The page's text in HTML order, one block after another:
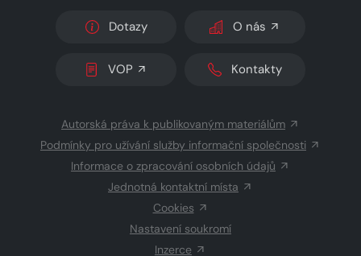
Dotazy O nás
VOP Kontakty
Autorská práva k publikovaným materiálům
Podmínky pro užívání služby informační společnosti
Informace o zpracování osobních údajů
Jednotná kontaktní místa
Cookies
Nastavení soukromí
Inzerce